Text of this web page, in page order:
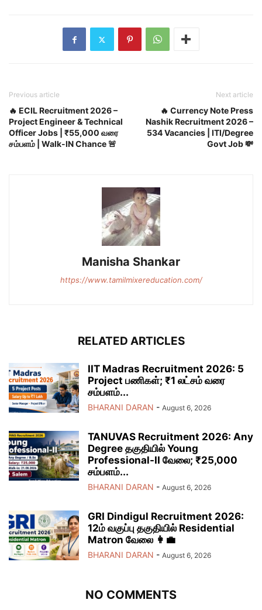
Previous article
🔥 ECIL Recruitment 2026 –
Project Engineer & Technical
Officer Jobs | ₹55,000 வரை
சம்பளம் | Walk-IN Chance 🚨
Next article
🔥 Currency Note Press
Nashik Recruitment 2026 –
534 Vacancies | ITI/Degree
Govt Job 💸
Manisha Shankar
https://www.tamilmixereducation.com/
RELATED ARTICLES
IIT Madras Recruitment 2026: 5
Project பணிகள்; ₹1 லட்சம் வரை
சம்பளம்...
BHARANI DARAN - August 6, 2026
TANUVAS Recruitment 2026: Any
Degree தகுதியில் Young
Professional-II வேலை; ₹25,000
சம்பளம்...
BHARANI DARAN - August 6, 2026
GRI Dindigul Recruitment 2026:
12ம் வகுப்பு தகுதியில் Residential
Matron வேலை 👩‍💼
BHARANI DARAN - August 6, 2026
NO COMMENTS